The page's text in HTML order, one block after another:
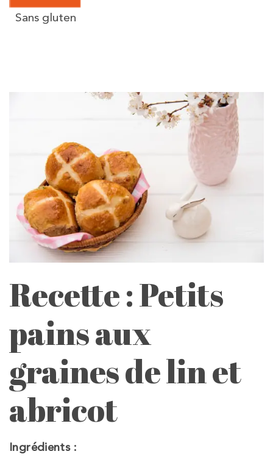
Sans gluten
Recette : Petits
pains aux
graines de lin et
abricot
Ingrédients :